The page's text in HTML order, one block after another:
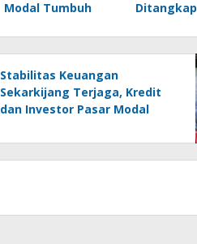
Modal Tumbuh
Ditangkap
Stabilitas Keuangan
Sekarkijang Terjaga, Kredit
dan Investor Pasar Modal